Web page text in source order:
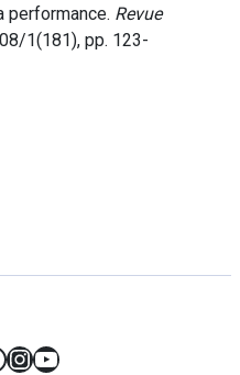
performance. Revue
1(181), pp. 123-
Instagram
YouTube